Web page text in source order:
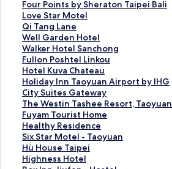
L
a
k
e
R
e
s
o
r
t
S
h
i
h
m
r
-
T
a
o
y
u
a
n
的
連
結
r
c
h
P
l
a
z
a
H
o
t
e
l
的
連
C
o
l
e
H
o
t
e
l
的
連
結
u
t
o
P
l
a
z
a
H
o
t
e
l
的
連
h
e
G
r
a
n
d
H
o
t
e
l
的
連
結
Four Points by Sheraton Taipei Bali
F
o
u
r
P
o
i
n
t
s
b
y
S
h
e
Love Star Motel
L
o
v
e
S
t
a
r
M
o
t
e
l
的
Qi Tang Lane
Q
i
T
a
n
g
L
a
n
e
的
連
結
Well Garden Hotel
W
e
l
l
G
a
r
d
e
n
H
o
Walker Hotel Sanchong
W
a
l
k
e
r
H
o
t
e
l
Fullon Poshtel Linkou
F
u
l
l
o
n
P
o
s
h
Hotel Kuva Chateau
H
o
t
e
l
K
u
v
a
Holiday Inn Taoyuan Airport by IHG
H
o
l
i
d
a
y
I
City Suites Gateway
C
i
t
y
S
u
i
The Westin Tashee Resort, Taoyuan
T
h
e
W
e
s
Fuyam Tourist Home
F
u
y
a
m
Healthy Residence
H
e
a
l
Six Star Motel - Taoyuan
S
i
x
Hù House Taipei
H
ù
Highness Hotel
H